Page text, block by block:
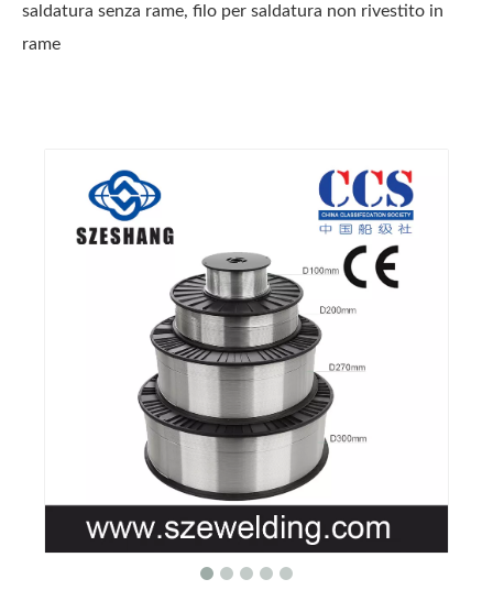
saldatura senza rame, filo per saldatura non rivestito in
rame